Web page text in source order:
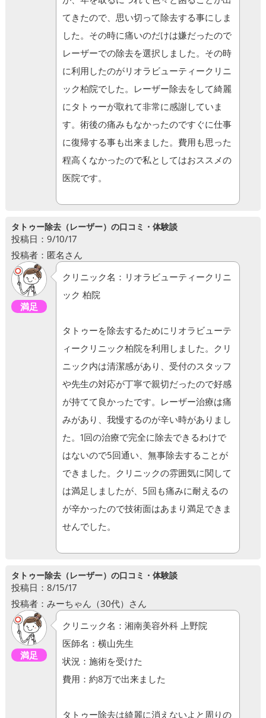
てきたので、思い切って除去する事にしま
した。その時に痛いのだけは嫌だったので
レーザーでの除去を選択しました。その時
に利用したのがリオラビューティークリニ
ック柏院でした。レーザー除去をして綺麗
にタトゥーが取れて非常に感謝していま
す。術後の痛みもなかったのですぐに仕事
に復帰する事も出来ました。費用も思った
程高くなかったので私としてはおススメの
医院です。
タトゥー除去（レーザー）の口コミ・体験談
投稿日：9/10/17
投稿者：匿名さん
満足
クリニック名：リオラビューティークリニ
ック 柏院
タトゥーを除去するためにリオラビューテ
ィークリニック柏院を利用しました。クリ
ニック内は清潔感があり、受付のスタッフ
や先生の対応が丁寧で親切だったので好感
が持てて良かったです。レーザー治療は痛
みがあり、我慢するのが辛い時がありまし
た。1回の治療で完全に除去できるわけで
はないので5回通い、無事除去することが
できました。クリニックの雰囲気に関して
は満足しましたが、5回も痛みに耐えるの
が辛かったので技術面はあまり満足できま
せんでした。
タトゥー除去（レーザー）の口コミ・体験談
投稿日：8/15/17
投稿者：みーちゃん（30代）さん
満足
クリニック名：湘南美容外科 上野院
医師名：横山先生
状況：施術を受けた
費用：約8万で出来ました
タトゥー除去は綺麗に消えないよと周りの